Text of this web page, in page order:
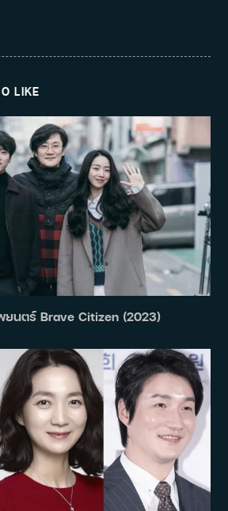
LIKE
ยนตร์ Brave Citizen (2023)